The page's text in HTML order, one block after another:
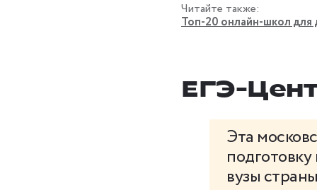
Читайте также:
Топ-20 онлайн-школ для
ЕГЭ-
Эта
вузы